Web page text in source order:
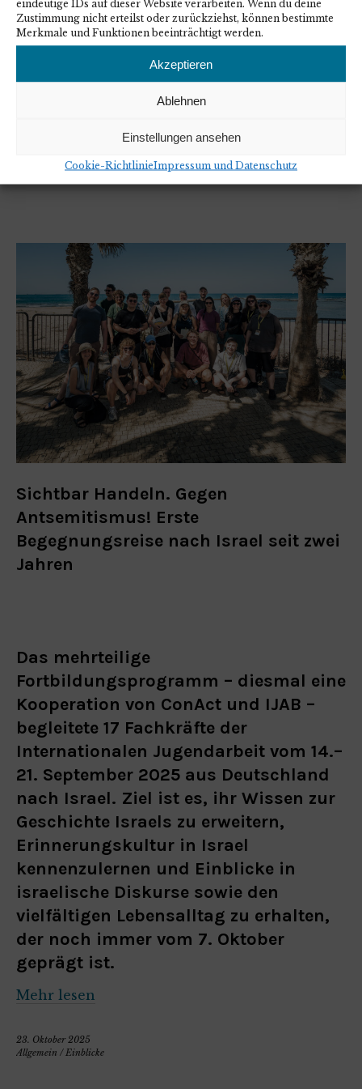
eindeutige IDs auf dieser Website verarbeiten. Wenn du deine
Zustimmung nicht erteilst oder zurückziehst, können bestimmte
Merkmale und Funktionen beeinträchtigt werden.
Akzeptieren
Ablehnen
Einstellungen ansehen
Cookie-RichtlinieImpressum und Datenschutz
dich sich gegen Judenhass einsetzen.
Mehr lesen
Sichtbar Handeln. Gegen
Antsemitismus! Erste
Begegnungsreise nach Israel seit zwei
Jahren
Das mehrteilige
Fortbildungsprogramm – diesmal eine
Kooperation von ConAct und IJAB –
begleitete 17 Fachkräfte der
Internationalen Jugendarbeit vom 14.–
21. September 2025 aus Deutschland
nach Israel. Ziel ist es, ihr Wissen zur
Geschichte Israels zu erweitern,
Erinnerungskultur in Israel
kennenzulernen und Einblicke in
israelische Diskurse sowie den
vielfältigen Lebensalltag zu erhalten,
der noch immer vom 7. Oktober
geprägt ist.
Mehr lesen
23. Oktober 2025
Allgemein /Einblicke